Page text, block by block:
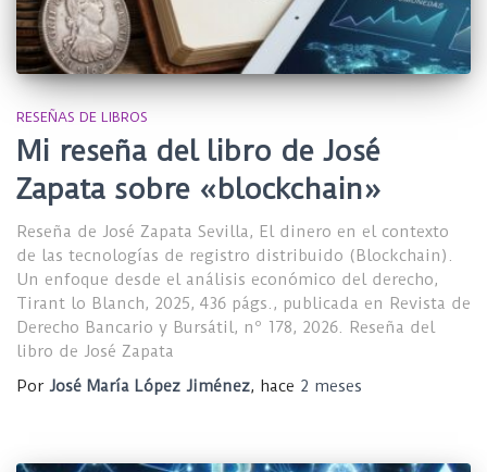
RESEÑAS DE LIBROS
Mi reseña del libro de José
Zapata sobre «blockchain»
Reseña de José Zapata Sevilla, El dinero en el contexto
de las tecnologías de registro distribuido (Blockchain).
Un enfoque desde el análisis económico del derecho,
Tirant lo Blanch, 2025, 436 págs., publicada en Revista de
Derecho Bancario y Bursátil, nº 178, 2026. Reseña del
libro de José Zapata
Por José María López Jiménez, hace 2 meses